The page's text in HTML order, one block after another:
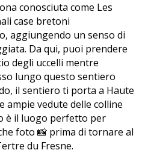
conosciuta come Les
case bretoni
aggiungendo un senso di
Da qui, puoi prendere
degli uccelli mentre
lungo questo sentiero
il sentiero ti porta a Haute
ampie vedute delle colline
è il luogo perfetto per
foto 📸 prima di tornare al
du Fresne.